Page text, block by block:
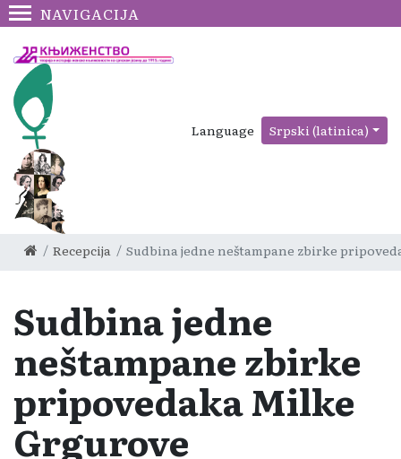
NAVIGACIJA
Language Srpski (latinica)
Recepcija Sudbina jedne neštampane zbirke
Sudbina jedne
neštampane zbirke
pripovedaka Milke
Grgurove